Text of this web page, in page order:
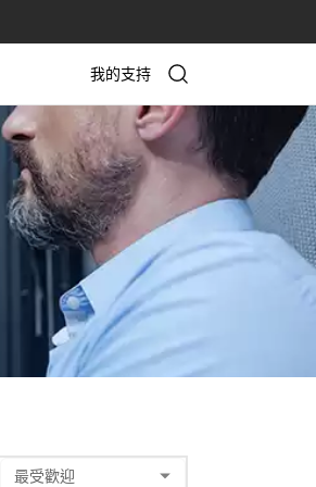
我的支持